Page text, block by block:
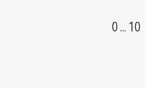
0 ... 10